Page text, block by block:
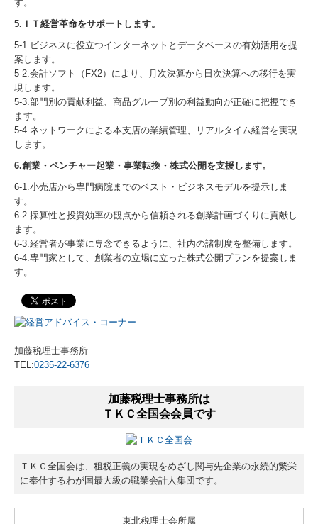
加藤税理士事務所
TEL:0235-22-6376
加藤税理士事務所は
ＴＫＣ全国会会員です
ＴＫＣ全国会は、租税正義の実現をめざし関与先企業の永続的繁栄
に奉仕するわが国最大級の職業会計人集団です。
東北税理士会所属
す。
5.ＩＴ経営革命をサポートします。
5-1.ビジネスに役立つインターネットとデータベースの有効活用を提
案します。
5-2.会計ソフト（FX2）により、月次決算から日次決算への移行を実
現します。
5-3.部門別の貢献利益、商品グループ別の利益動向が正確に把握でき
ます。
5-4.ネットワークによる本支店の業績管理、リアルタイム経営を実現
します。
6.創業・ベンチャー起業・事業転換・株式公開を支援します。
6-1.小売店から専門病院までのベスト・ビジネスモデルを提示しま
す。
6-2.採算性と投資効率の観点から信頼される創業計画づくりに貢献し
ます。
6-3.経営者が事業に専念できるように、社内の諸制度を整備します。
6-4.専門家として、創業者の立場に立った株式公開プランを提案しま
す。